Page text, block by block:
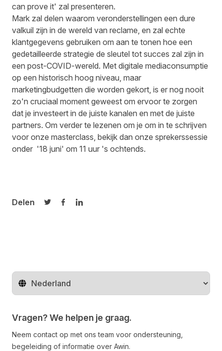
can prove it' zal presenteren.
Mark zal delen waarom veronderstellingen een dure
valkuil zijn in de wereld van reclame, en zal echte
klantgegevens gebruiken om aan te tonen hoe een
gedetailleerde strategie de sleutel tot succes zal zijn in
een post-COVID-wereld. Met digitale mediaconsumptie
op een historisch hoog niveau, maar
marketingbudgetten die worden gekort, is er nog nooit
zo'n cruciaal moment geweest om ervoor te zorgen
dat je investeert in de juiste kanalen en met de juiste
partners. Om verder te lezenen om je om in te schrijven
voor onze masterclass, bekijk dan onze sprekerssessie
onder '18 juni' om 11 uur 's ochtends.
Delen
Delen op Twitter
Delen op Facebook
Delen op LinkedIn
Regio wijzigen
Vragen? We helpen je graag.
Neem contact op met ons team voor ondersteuning,
begeleiding of informatie over Awin.